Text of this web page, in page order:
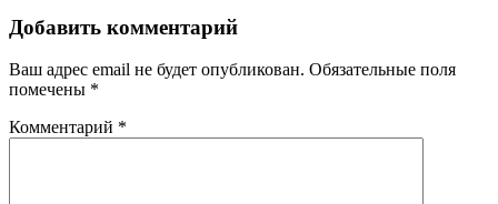
Добавить комментарий
Ваш адрес email не будет опубликован. Обязательные поля
помечены *
Комментарий *